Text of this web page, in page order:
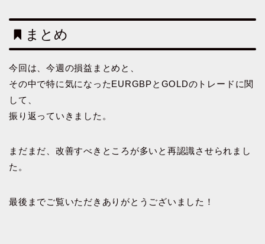
まとめ
今回は、今週の損益まとめと、
その中で特に気になったEURGBPとGOLDのトレードに関
して、
振り返っていきました。
まだまだ、改善すべきところが多いと再認識させられまし
た。
最後までご覧いただきありがとうございました！